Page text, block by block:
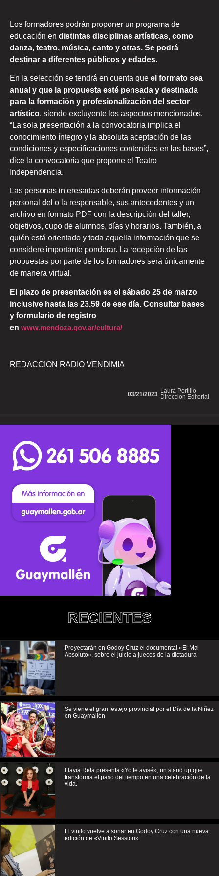
Los formadores podrán proponer un programa de
educación en distintas disciplinas artísticas, como
danza, teatro, música, canto y otras. Se podrá
destinar a diferentes públicos y edades.
En la selección se tendrá en cuenta que el formato sea
anual y que la propuesta esté pensada y destinada
para la formación y profesionalización del sector
artístico, siendo excluyente los aspectos mencionados.
“La sola presentación a la convocatoria implica el
conocimiento íntegro y la absoluta aceptación de las
condiciones y especificaciones contenidas en las bases”,
dice la convocatoria que propone el Teatro
Independencia.
Las personas interesadas deberán proveer información
personal del o la responsable, sus antecedentes y un
archivo en formato PDF con la descripción del taller,
objetivos, cupo de alumnos, días y horarios. También, a
quién está orientado y toda aquella información que se
considere importante ponderar. La recepción de las
propuestas por parte de los formadores será únicamente
de manera virtual.
El plazo de presentación es el sábado 25 de marzo
inclusive hasta las 23.59 de ese día. Consultar bases
y formulario de registro
en www.mendoza.gov.ar/cultura/
REDACCION RADIO VENDIMIA
Laura Portillo
Direccion Editorial
03/21/2023
RECIENTES
Proyectarán en Godoy Cruz el documental «El Mal
Absoluto», sobre el juicio a jueces de la dictadura
Se viene el gran festejo provincial por el Día de la Niñez
en Guaymallén
Flavia Reta presenta «Yo te avisé», un stand up que
transforma el paso del tiempo en una celebración de la
vida.
El vinilo vuelve a sonar en Godoy Cruz con una nueva
edición de «Vinilo Session»